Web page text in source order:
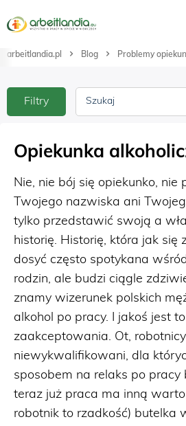
arbeitlandia.pl Blog Problemy
Opiekunka
Nie, nie bój się opiekunko, nie
Twojego nazwiska ani
tylko przedstawić swoją a
historię. Historię, która jak się
dosyć często spotykana
rodzin, ale budzi ciągle
znamy wizerunek polskich
alkohol po pracy. I jakoś jest
zaakceptowania. Ot, robotnicy
niewykwalifikowani, dla
sposobem na relaks po pracy
teraz już praca ma inną
robotnik to rzadkość) butelka
Filtry Szukaj